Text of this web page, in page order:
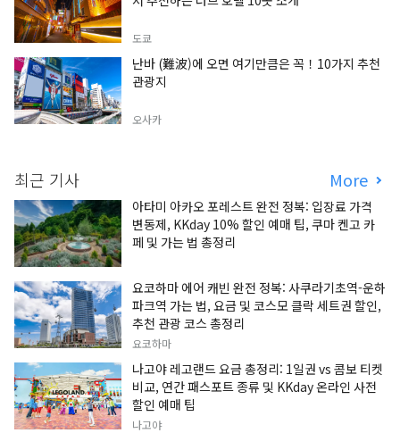
도쿄
난바 (難波)에 오면 여기만큼은 꼭！10가지 추천
관광지
오사카
최근 기사 More
아타미 아카오 포레스트 완전 정복: 입장료 가격
변동제, KKday 10% 할인 예매 팁, 쿠마 켄고 카
페 및 가는 법 총정리
요코하마 에어 캐빈 완전 정복: 사쿠라기초역-운하
파크역 가는 법, 요금 및 코스모 클락 세트권 할인,
추천 관광 코스 총정리
요코하마
나고야 레고랜드 요금 총정리: 1일권 vs 콤보 티켓
비교, 연간 패스포트 종류 및 KKday 온라인 사전
할인 예매 팁
나고야